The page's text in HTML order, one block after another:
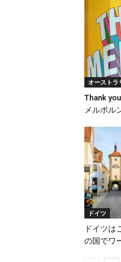
オーストラ
Thank
メルボル
ドイツ
ドイツは
の国でワ